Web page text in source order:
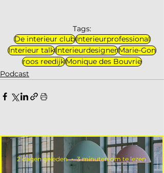
Tags:
De interieur clubInterieurprofessional
Interieur talkInterieurdesignerMarie-Gon
roos reedijkMonique des Bouvrie
Podcast
2 dagen geleden 3 minuten om te lezen